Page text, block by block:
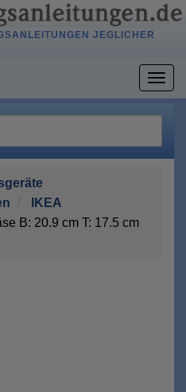
JEGLICHER
IKEA
B: 20.9 cm T: 17.5 cm